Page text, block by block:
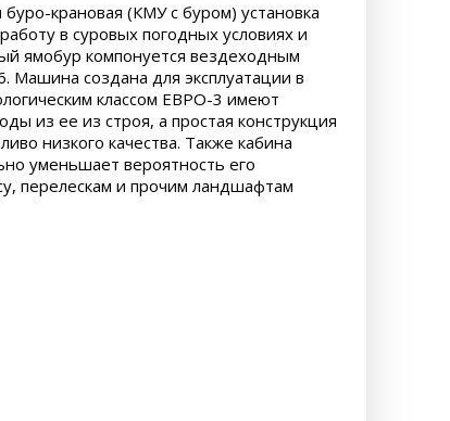
крановая (КМУ с буром) установка
в суровых погодных условиях и
ямобур компонуется вездеходным
Машина создана для эксплуатации в
классом ЕВРО-3 имеют
из ее из строя, а простая конструкция
низкого качества. Также кабина
уменьшает вероятность его
перелескам и прочим ландшафтам